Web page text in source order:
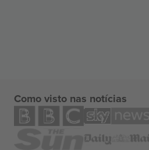
Como visto nas notícias